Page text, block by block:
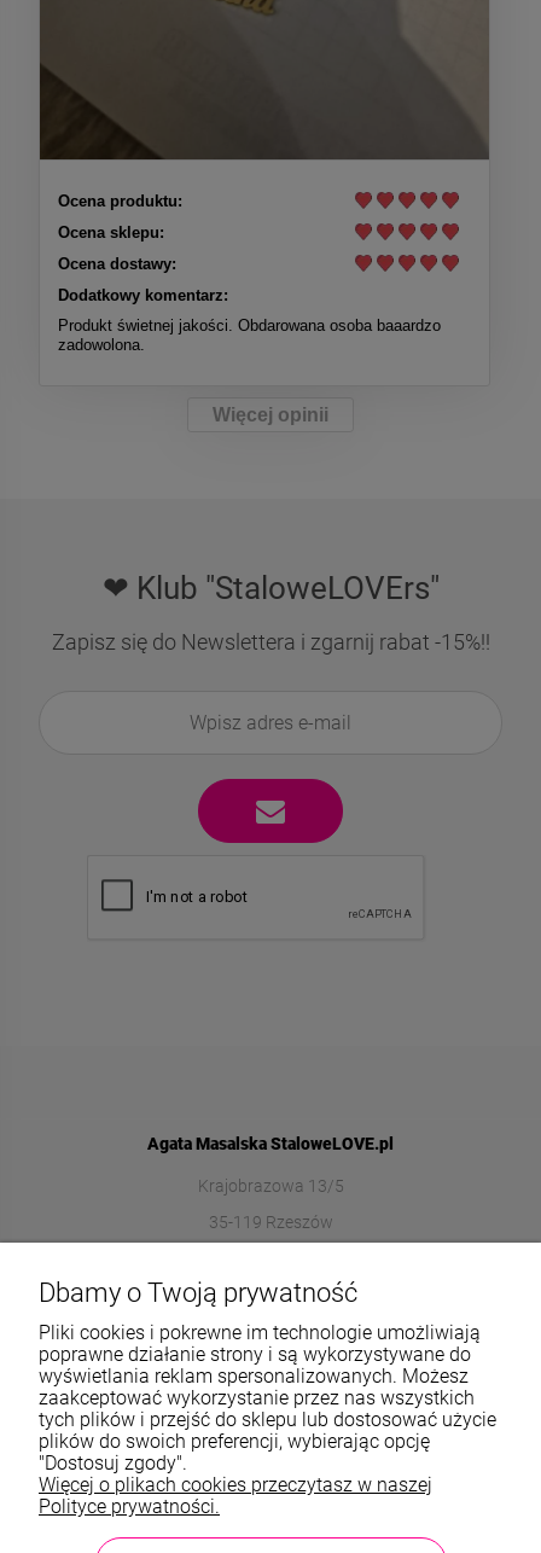
Ocena produktu:
Ocena sklepu:
Ocena dostawy:
Dodatkowy komentarz:
Produkt świetnej jakości. Obdarowana osoba baaardzo
zadowolona.
Więcej opinii
❤ Klub "StaloweLOVErs"
Zapisz się do Newslettera i zgarnij rabat -15%!!
Agata Masalska StaloweLOVE.pl
Krajobrazowa 13/5
35-119 Rzeszów
572989669
Informacje
O nas
TWOJE KONTO
Sklep: StaloweLOVE, Krajobrazowa 13/5, 35-119 Rzeszów, woj.
podkarpackie, NIP: 8133612433, tel.:572 989 669
Dbamy o Twoją prywatność
Pliki cookies i pokrewne im technologie umożliwiają
poprawne działanie strony i są wykorzystywane do
wyświetlania reklam spersonalizowanych. Możesz
zaakceptować wykorzystanie przez nas wszystkich
tych plików i przejść do sklepu lub dostosować użycie
plików do swoich preferencji, wybierając opcję
"Dostosuj zgody".
Więcej o plikach cookies przeczytasz w naszej
Polityce prywatności.